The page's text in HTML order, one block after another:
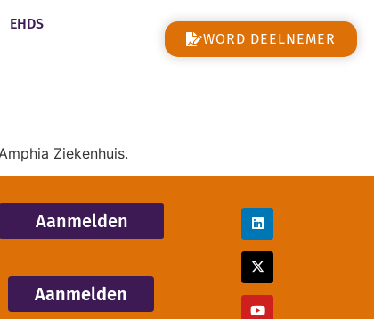
EHDS
WORD DEELNEMER
Ziekenhuis.
Aanmelden
Aanmelden